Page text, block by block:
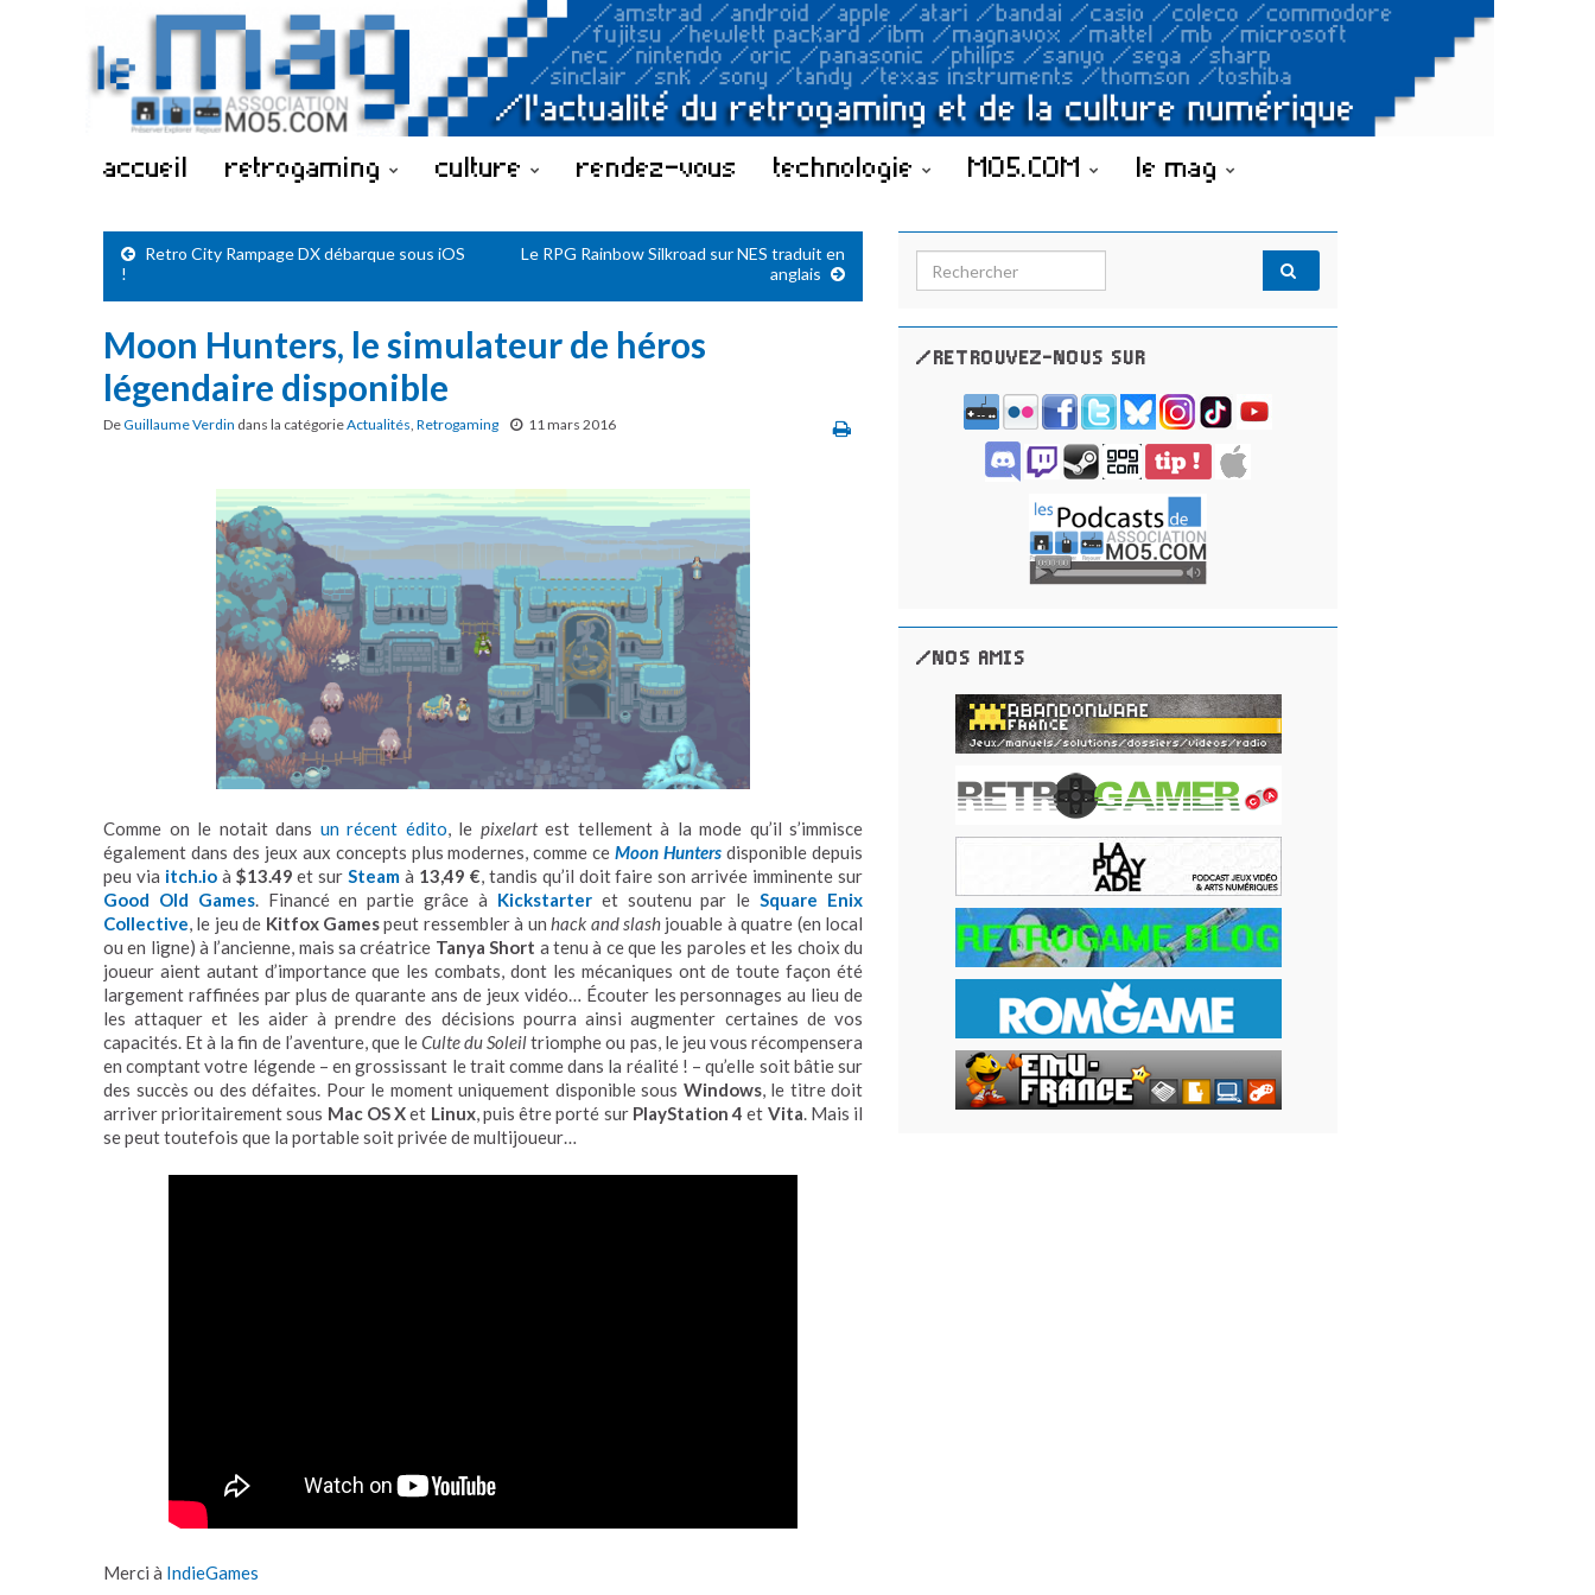
accueil retrogaming culture rendez-vous technologie MO5.COM le mag
Retro City Rampage DX débarque sous iOS
!
Le RPG Rainbow Silkroad sur NES traduit en
anglais
Moon Hunters, le simulateur de héros
légendaire disponible
DeGuillaume Verdin dans la catégorieActualités, Retrogaming 11 mars 2016
Comme on le notait dans un récent édito, le pixelartest tellement à la mode qu’il s’immisce
également dans des jeux aux concepts plus modernes, comme ceMoon Hunters disponible depuis
peu via itch.ioà $13.49 et surSteam à 13,49 €, tandis qu’il doit faire son arrivée imminente sur
Good Old Games. Financé en partie grâce à Kickstarteret soutenu par leSquare Enix
Collective, le jeu de Kitfox Gamespeut ressembler à unhack and slashjouable à quatre (en local
ou en ligne) à l’ancienne, mais sa créatrice Tanya Short a tenu à ce que les paroles et les choix du
joueur aient autant d’importance que les combats, dont les mécaniques ont de toute façon été
largement raffinées par plus de quarante ans de jeux vidéo… Écouter les personnages au lieu de
les attaquer et les aider à prendre des décisions pourra ainsi augmenter certaines de vos
capacités. Et à la fin de l’aventure, que leCulte du Soleiltriomphe ou pas, le jeu vous récompensera
en comptant votre légende – en grossissant le trait comme dans la réalité ! – qu’elle soit bâtie sur
des succès ou des défaites. Pour le moment uniquement disponible sous Windows, le titre doit
arriver prioritairement sous Mac OS Xet Linux, puis être porté sur PlayStation 4 et Vita. Mais il
se peut toutefois que la portable soit privée de multijoueur…
Merci à IndieGames
Search for:
/RETROUVEZ-NOUS SUR
/NOS AMIS